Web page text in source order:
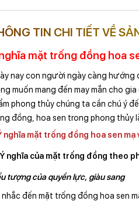
TIN CHI TIẾT VỀ
mặt trống đồng hoa
nay con người ngày càng
muốn mang đến may mắn cho
phong thủy chúng ta cần chú ý
đồng, hoa sen trong phong thủy
nghĩa mặt trống đồng hoa sen mạ
Ý nghĩa của mặt trống đồng theo
tượng của quyền lực, giàu sang
nhắc đến mặt trống đồng hoa sen